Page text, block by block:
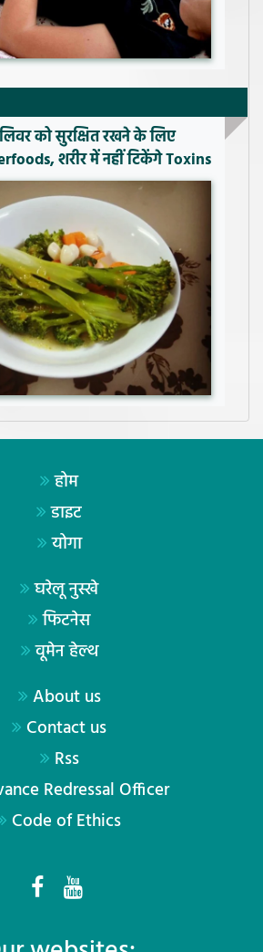
को सुरक्षित रखने के लिए
शरीर में नहीं टिकेंगे Toxins
होम
डाइट
योगा
घरेलू नुस्खे
फिटनेस
वूमेन हेल्थ
About us
Contact us
Rss
Redressal Officer
Code of Ethics